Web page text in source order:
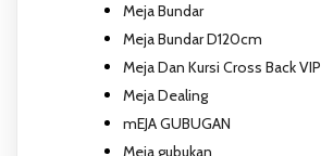
Meja Bundar
Meja Bundar D120cm
Meja Dan Kursi Cross Back VIP
Meja Dealing
mEJA GUBUGAN
Meja gubukan